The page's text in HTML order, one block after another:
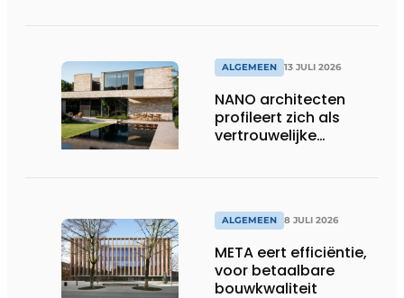
ALGEMEEN 13 JULI 2026
NANO architecten
profileert zich als
vertrouwelijke
ALGEMEEN 8 JULI 2026
META eert efficiëntie,
voor betaalbare
bouwkwaliteit